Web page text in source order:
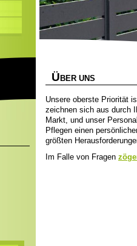
Ü BER UNS
Unsere oberste Priorität
zeichnen sich aus durch
Markt, und unser
Pflegen einen
größten
Im Falle von Fragen